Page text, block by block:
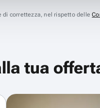
di correttezza, nel rispetto delle
tua